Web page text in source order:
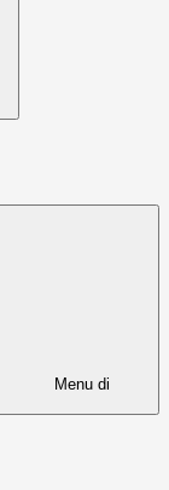
Menu di